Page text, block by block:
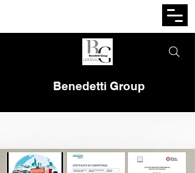
Benedetti Group